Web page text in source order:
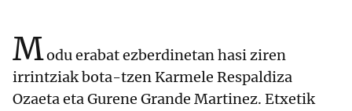
Modu erabat ezberdinetan hasi ziren
irrintziak bota-tzen Karmele Respaldiza
Ozaeta eta Gurene Grande Martinez. Etxetik